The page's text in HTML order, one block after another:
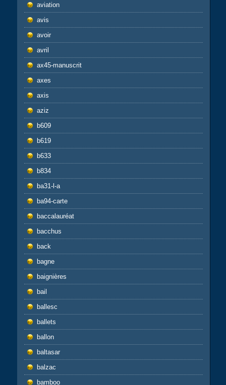
aviation
avis
avoir
avril
ax45-manuscrit
axes
axis
aziz
b609
b619
b633
b834
ba31-l-a
ba94-carte
baccalauréat
bacchus
back
bagne
baignières
bail
ballesc
ballets
ballon
baltasar
balzac
bamboo